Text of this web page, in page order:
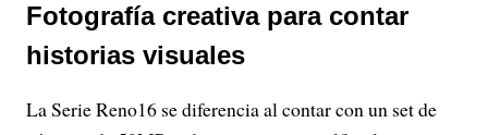
Fotografía creativa para contar
historias visuales
La Serie Reno16 se diferencia al contar con un set de